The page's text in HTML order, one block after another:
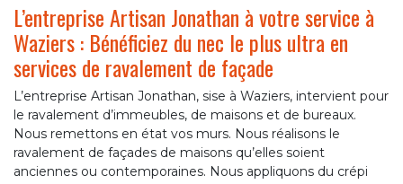
L’entreprise Artisan Jonathan à votre service à
Waziers : Bénéficiez du nec le plus ultra en
services de ravalement de façade
L’entreprise Artisan Jonathan, sise à Waziers, intervient pour
le ravalement d’immeubles, de maisons et de bureaux.
Nous remettons en état vos murs. Nous réalisons le
ravalement de façades de maisons qu’elles soient
anciennes ou contemporaines. Nous appliquons du crépi